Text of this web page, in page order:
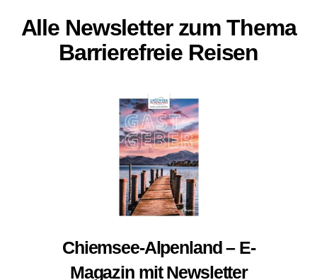
Alle Newsletter zum Thema
Barrierefreie Reisen
Chiemsee-Alpenland – E-
Magazin mit Newsletter